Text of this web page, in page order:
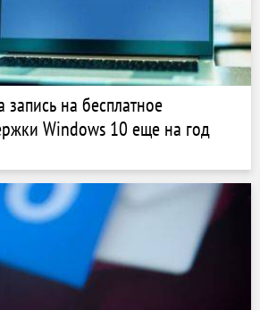
на бесплатное
Windows 10 еще на год